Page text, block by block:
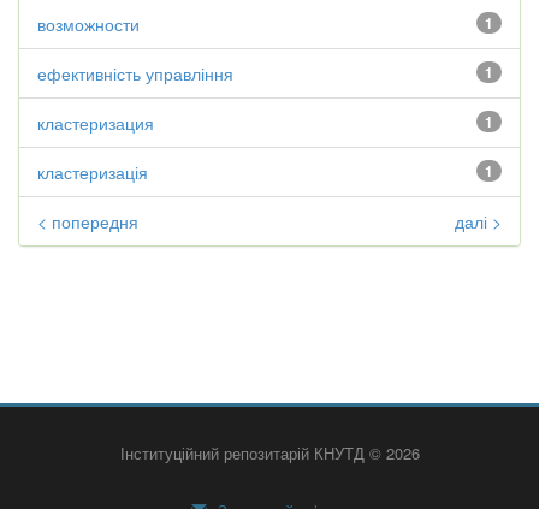
1
возможности
1
ефективність управління
1
кластеризация
1
кластеризація
< попередня далі >
Інституційний репозитарій КНУТД © 2026